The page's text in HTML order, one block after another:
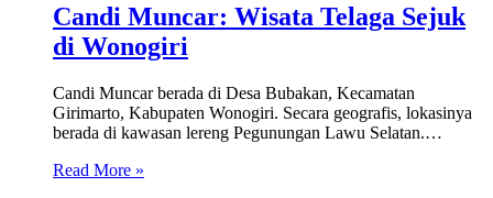
Candi Muncar: Wisata Telaga Sejuk
di Wonogiri
Candi Muncar berada di Desa Bubakan, Kecamatan
Girimarto, Kabupaten Wonogiri. Secara geografis, lokasinya
berada di kawasan lereng Pegunungan Lawu Selatan.…
Read More »